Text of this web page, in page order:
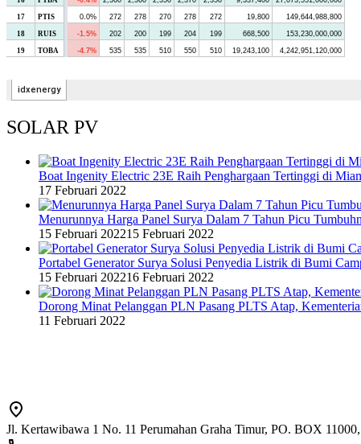
SOLAR PV
Boat Ingenity Electric 23E Raih Penghargaan Tertinggi di
17 Februari 2022
Menurunnya Harga Panel Surya Dalam 7 Tahun Picu
15 Februari 202215 Februari 2022
Portabel Generator Surya Solusi Penyedia Listrik di Bumi
15 Februari 202216 Februari 2022
Dorong Minat Pelanggan PLN Pasang PLTS Atap,
11 Februari 2022
Jl. Kertawibawa 1 No. 11 Perumahan Graha Timur, PO. BOX